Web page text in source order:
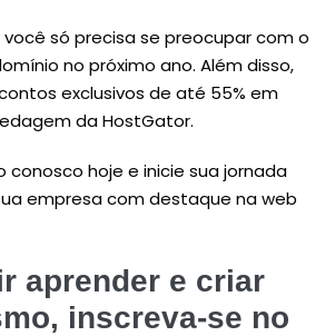
você só precisa se preocupar com o
no próximo ano. Além disso,
exclusivos de até 55% em
da HostGator.
conosco hoje e inicie sua jornada
empresa com destaque na web
aprender e criar
inscreva-se no